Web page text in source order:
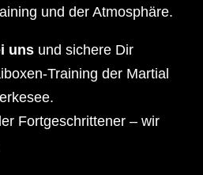
und der Atmosphäre.
uns und sichere Dir
Training der Martial
Fortgeschrittener – wir